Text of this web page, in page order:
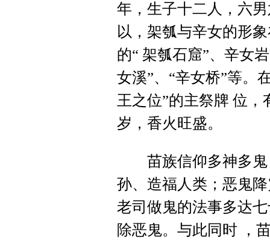
年，生子十二人，六
以，架瓠与辛女的形
的“ 架瓠石窟”、辛女
女溪”、“辛女桥”等。
王之位”的主祭牌 位，
岁，香火旺盛。
苗族信仰多神多鬼
孙、造福人类；恶鬼
老司做鬼的法事多达
除恶鬼。与此同时 ，